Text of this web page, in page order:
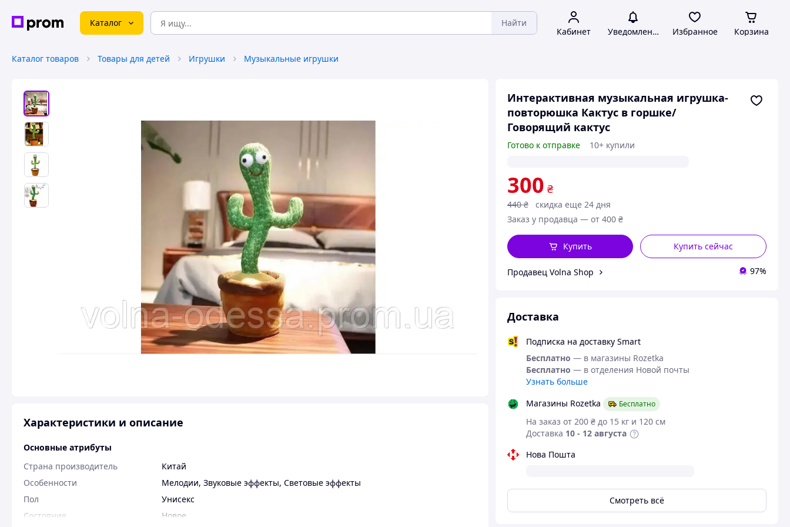
Каталог Найти
Кабинет Уведомления Избранное Корзина
Каталог товаров Товары для детей Игрушки Музыкальные игрушки
Интерактивная музыкальная игрушка-
повторюшка Кактус в горшке/
Говорящий кактус
Готово к отправке 10+ купили
300 ₴
440 ₴
скидка еще 24 дня
Заказ у продавца — от 400 ₴
Купить сейчас
Купить
Продавец Volna Shop 97%
Доставка
Подписка на доставку Smart
Бесплатно — в магазины Rozetka
Бесплатно — в отделения Новой почты
Узнать больше
Магазины Rozetka
Бесплатно
На заказ от 200 ₴ до 15 кг и 120 см
Доставка 10 - 12 августа
Нова Пошта
Смотреть всё
Характеристики и описание
Основные атрибуты
Страна производитель
Китай
Особенности
Мелодии, Звуковые эффекты, Световые эффекты
Пол
Унисекс
Состояние
Новое